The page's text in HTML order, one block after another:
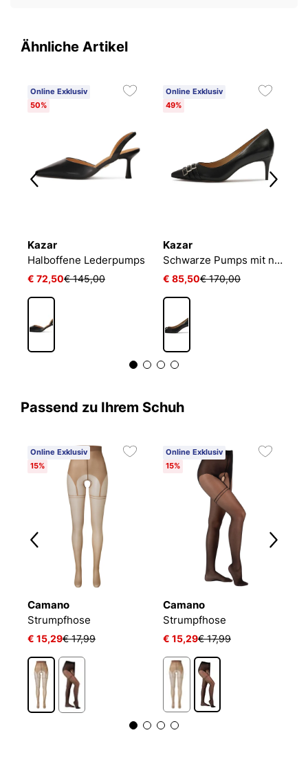
Ähnliche Artikel
Online Exklusiv
50%
Kazar
Halboffene Lederpumps
€ 72,50€ 145,00
Online Exklusiv
49%
Kazar
Schwarze Pumps mit niedrigen Absätzen und Streifenmuster
€ 85,50€ 170,00
Passend zu Ihrem Schuh
Online Exklusiv
15%
Camano
Strumpfhose
€ 15,29€ 17,99
Online Exklusiv
15%
Camano
Strumpfhose
€ 15,29€ 17,99